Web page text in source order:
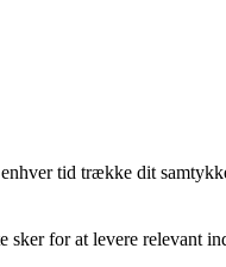
tid trække dit
for at levere relevant